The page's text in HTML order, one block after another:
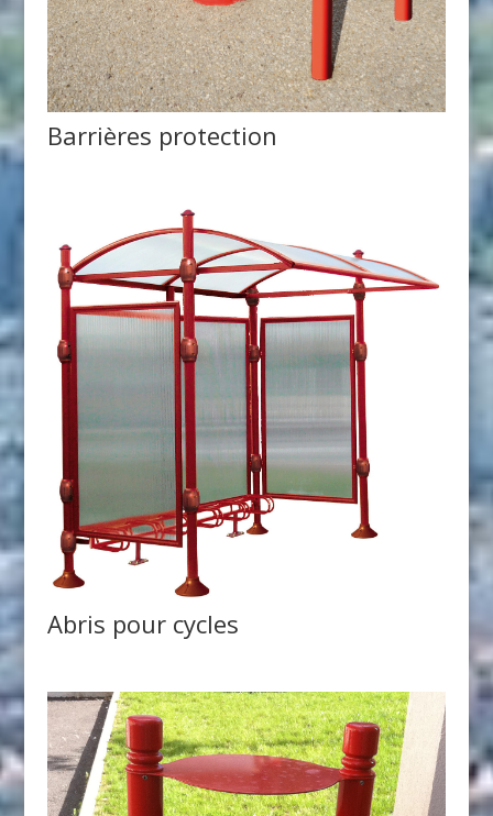
Barrières protection
Abris pour cycles